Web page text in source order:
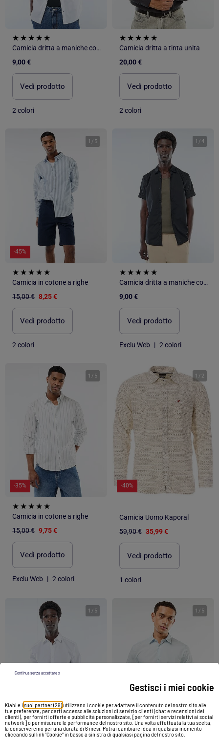
Gestisci i miei cookie
Kiabi e i suoi partner (29)utilizzano i cookie per adattare il contenuto del nostro sito alle
tue preferenze, per darti accesso alle soluzioni di servizio clienti (chat e recensioni dei
clienti), per fornirti offerte e pubblicità personalizzate, [per fornirti servizi relativi ai social
network ] o per misurare le performance del nostro sito. Una volta effettuata la tua scelta,
la conserveremo per una durata di 6 mesi. Potrai cambiare idea in qualsiasi momento
cliccando sul link "Cookie" in basso a sinistra di qualsiasi pagina del nostro sito.
Continua senza accettare x
Camicia dritta a maniche corte
9,00 €
Vedi prodotto
2 colori
Camicia dritta a tinta unita
20,00 €
Vedi prodotto
2 colori
1 / 5
-45%
Camicia in cotone a righe
15,00 € 8,25 €
Vedi prodotto
2 colori
1 /4
Camicia dritta a maniche corte
9,00 €
Vedi prodotto
Exclu Web | 2 colori
1 / 5
-35%
Camicia in cotone a righe
15,00 € 9,75 €
Vedi prodotto
Exclu Web | 2 colori
1 / 2
-40%
Camicia Uomo Kaporal
59,90 € 35,99 €
Vedi prodotto
1 colori
1 / 5 1 / 5